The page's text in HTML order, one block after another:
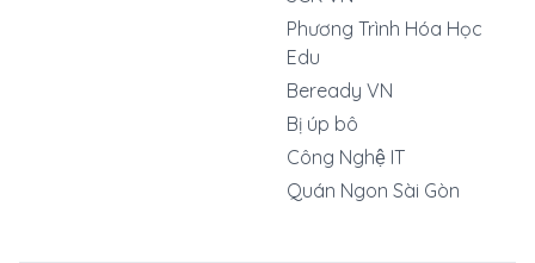
Phương Trình Hóa Học
Edu
Beready VN
Bị úp bô
Công Nghệ IT
Quán Ngon Sài Gòn